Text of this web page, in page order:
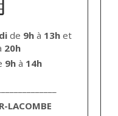
de 9h à 13h et
20h
9h à 14h
LACOMBE